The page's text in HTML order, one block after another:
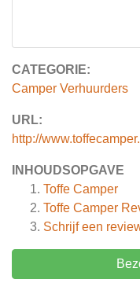
CATEGORIE:
Camper Verhuurders
URL:
http://
INHOUDSOPGAVE
Toffe Camper
Toffe Camper
Schrijf een